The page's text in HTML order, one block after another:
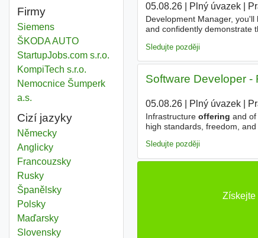
Firmy
Siemens
ŠKODA AUTO
StartupJobs.com s.r.o.
KompiTech s.r.o.
Nemocnice Šumperk
a.s.
Cizí jazyky
Německy
Anglicky
Francouzsky
Rusky
Španělsky
Polsky
Maďarsky
Slovensky
05.08.26| Plný úvazek|
Development Manager,
and confidently demonstrate
Sledujte později
Software Developer -
05.08.26| Plný úvazek|
Infrastructure offering and
high standards, freedom,
Sledujte později
Získejte